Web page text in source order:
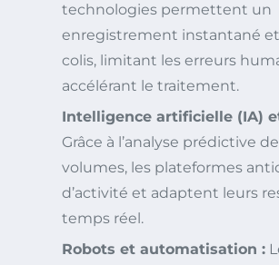
technologies permettent un
enregistrement instantané
colis, limitant les erreurs
accélérant le traitement.
Intelligence artificielle (IA)
Grâce à l’analyse prédictive
volumes, les plateformes
d’activité et adaptent leurs
temps réel.
Robots et automatisation :